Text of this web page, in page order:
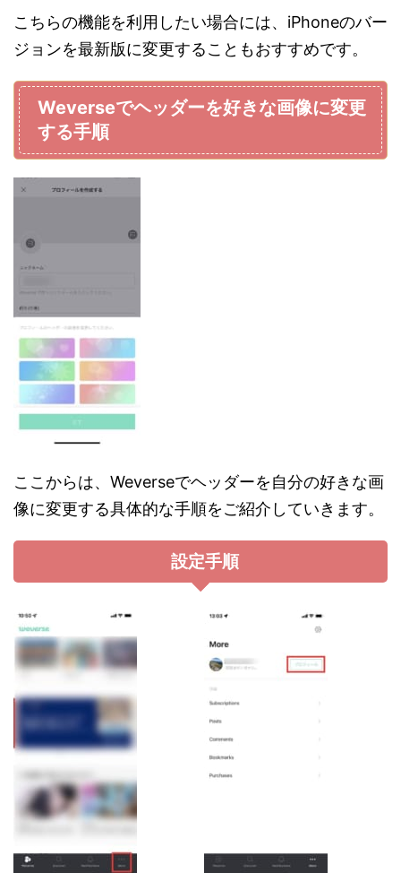
こちらの機能を利用したい場合には、iPhoneのバー
ジョンを最新版に変更することもおすすめです。
Weverseでヘッダーを好きな画像に変更
する手順
ここからは、Weverseでヘッダーを自分の好きな画
像に変更する具体的な手順をご紹介していきます。
設定手順